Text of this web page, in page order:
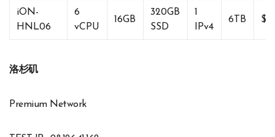
iON-
HNL06
6
vCPU
16GB
320GB
SSD
1
IPv4
6TB
洛杉矶
Premium Network